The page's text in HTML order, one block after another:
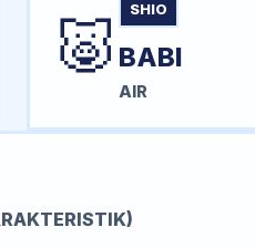
🐷 SHIO
BABI
AIR